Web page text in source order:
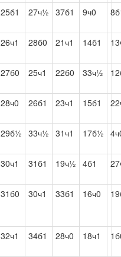
25б1 27ч½ 37б1 9ч0
26ч1 28б0 21ч1 14б1
27б0 25ч1 22б0 33ч½
28ч0 26б1 23ч1 15б1
29б½ 33ч½ 31ч1 17б½
30ч1 31б1 19ч½ 4б1
31б0 30ч1 33б1 16ч0
32ч1 34б1 28ч0 18ч1